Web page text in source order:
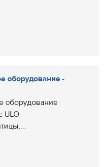
оборудование -
оборудование
ULO